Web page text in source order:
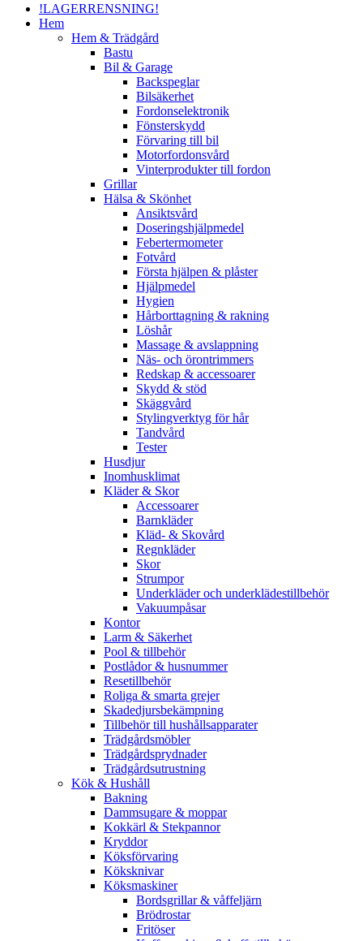
!LAGERRENSNING!
Hem
Hem & Trädgård
Bastu
Bil & Garage
Backspeglar
Bilsäkerhet
Fordonselektronik
Fönsterskydd
Förvaring till bil
Motorfordonsvård
Vinterprodukter till fordon
Grillar
Hälsa & Skönhet
Ansiktsvård
Doseringshjälpmedel
Febertermometer
Fotvård
Första hjälpen & plåster
Hjälpmedel
Hygien
Hårborttagning & rakning
Löshår
Massage & avslappning
Näs- och örontrimmers
Redskap & accessoarer
Skydd & stöd
Skäggvård
Stylingverktyg för hår
Tandvård
Tester
Husdjur
Inomhusklimat
Kläder & Skor
Accessoarer
Barnkläder
Kläd- & Skovård
Regnkläder
Skor
Strumpor
Underkläder och underklädestillbehör
Vakuumpåsar
Kontor
Larm & Säkerhet
Pool & tillbehör
Postlådor & husnummer
Resetillbehör
Roliga & smarta grejer
Skadedjursbekämpning
Tillbehör till hushållsapparater
Trädgårdsmöbler
Trädgårdsprydnader
Trädgårdsutrustning
Kök & Hushåll
Bakning
Dammsugare & moppar
Kokkärl & Stekpannor
Kryddor
Köksförvaring
Köksknivar
Köksmaskiner
Bordsgrillar & våffeljärn
Brödrostar
Fritöser